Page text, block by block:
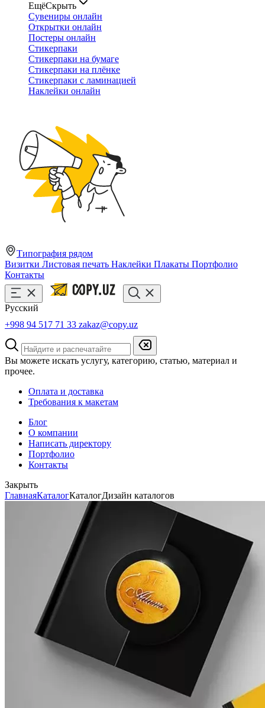
ЕщёСкрыть
Сувениры онлайн
Открытки онлайн
Постеры онлайн
Стикерпаки
Стикерпаки на бумаге
Стикерпаки на плёнке
Стикерпаки с ламинацией
Наклейки онлайн
Типография рядом
Визитки Листовая печать Наклейки Плакаты Портфолио
Контакты
Русский
+998 94 517 71 33 zakaz@copy.uz
Вы можете искать услугу, категорию, статью, материал и
прочее.
Оплата и доставка
Требования к макетам
Блог
О компании
Написать директору
Портфолио
Контакты
Закрыть
ГлавнаяКаталогКаталогДизайн каталогов